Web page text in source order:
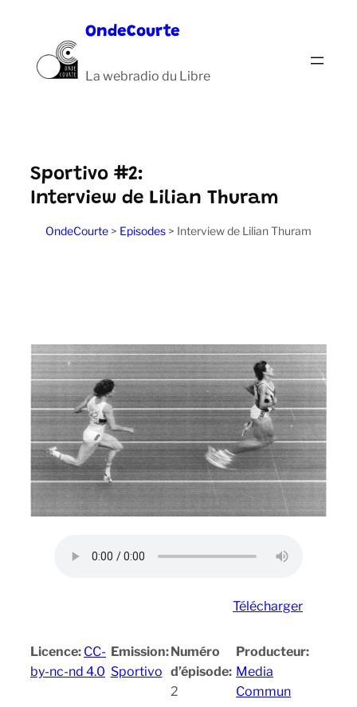
contenu
OndeCourte
La webradio du Libre
Sportivo #2:
Interview de Lilian Thuram
OndeCourte > Episodes > Interview de Lilian Thuram
Télécharger
Licence: CC-
by-nc-nd 4.0
Emission:
Sportivo
Numéro
d’épisode:
2
Producteur:
Media
Commun